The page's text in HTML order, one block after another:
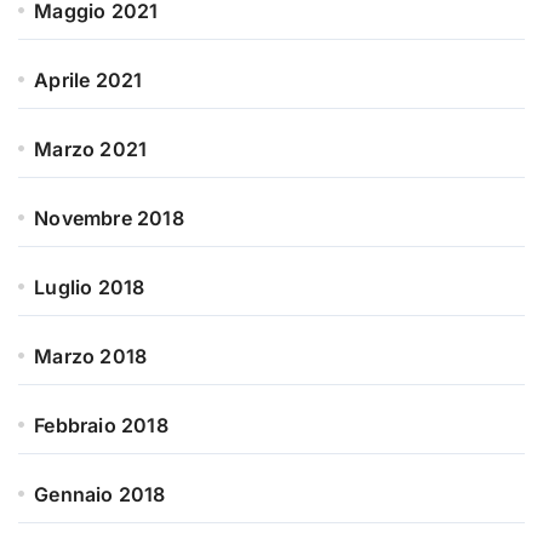
Maggio 2021
Aprile 2021
Marzo 2021
Novembre 2018
Luglio 2018
Marzo 2018
Febbraio 2018
Gennaio 2018